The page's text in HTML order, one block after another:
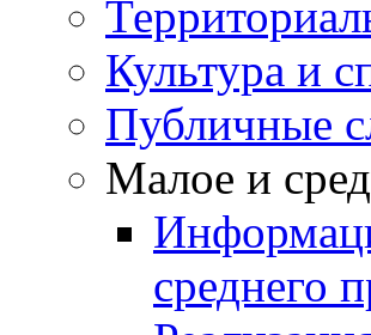
Культура и
Публичные
Малое и
среднего